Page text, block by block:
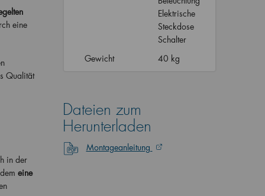
eine
Qualität
in der
eine
Elektrische
Steckdose
Schalter
Gewicht
40 kg
Dateien zum
Herunterladen
Montageanleitung